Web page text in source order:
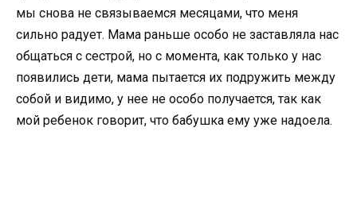
мы снова не связываемся месяцами, что меня
сильно радует. Мама раньше особо не заставляла нас
общаться с сестрой, но с момента, как только у нас
появились дети, мама пытается их подружить между
собой и видимо, у нее не особо получается, так как
мой ребенок говорит, что бабушка ему уже надоела.